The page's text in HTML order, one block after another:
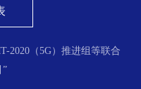
2020（5G）推进组等联合
”